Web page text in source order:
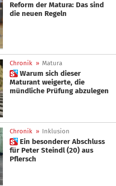
Reform der Matura: Das sind
die neuen Regeln
Chronik » Matura
 Warum sich dieser
Maturant weigerte, die
mündliche Prüfung abzulegen
Chronik » Inklusion
 Ein besonderer Abschluss
für Peter Steindl (20) aus
Pflersch